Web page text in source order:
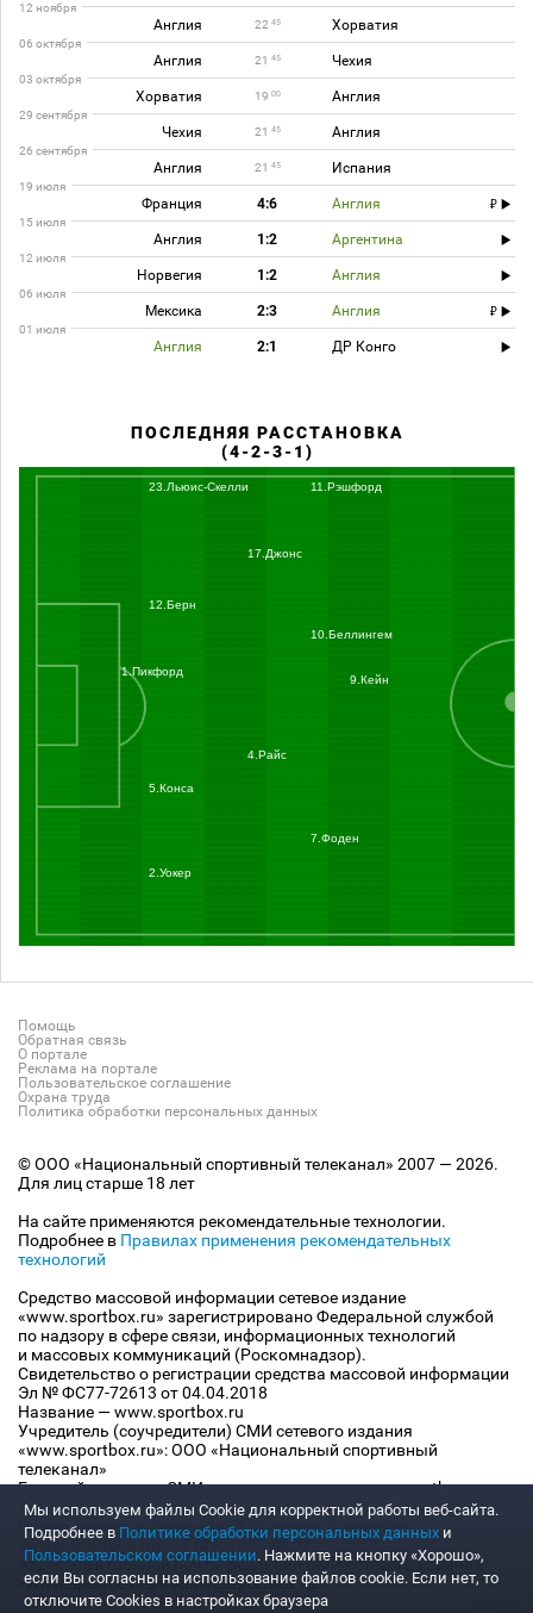
12 ноября
Англия 22 45 Хорватия
06 октября
Англия 21 45 Чехия
03 октября
Хорватия 19 00 Англия
29 сентября
Чехия 21 45 Англия
26 сентября
Англия 21 45 Испания
19 июля
Франция 4:6 Англия
15 июля
Англия 1:2 Аргентина
12 июля
Норвегия 1:2 Англия
06 июля
Мексика 2:3 Англия
01 июля
Англия 2:1 ДР Конго
ПОСЛЕДНЯЯ РАССТАНОВКА
(4-2-3-1)
10.Беллингем
17.Джонс
9.Кейн
5.Конса
1.Пикфорд
4.Райс
2.Уокер
7.Фоден
12.Берн
23.Льюис-Скелли 11.Рэшфорд
Помощь
Обратная связь
О портале
Реклама на портале
Пользовательское соглашение
Охрана труда
Политика обработки персональных данных
© ООО «Национальный спортивный телеканал» 2007 — 2026.
Для лиц старше 18 лет
На сайте применяются рекомендательные технологии.
Подробнее в Правилах применения рекомендательных
технологий
Средство массовой информации сетевое издание
«www.sportbox.ru» зарегистрировано Федеральной службой
по надзору в сфере связи, информационных технологий
и массовых коммуникаций (Роскомнадзор).
Свидетельство о регистрации средства массовой информации
Эл № ФС77-72613 от 04.04.2018
Название — www.sportbox.ru
Учредитель (соучредители) СМИ сетевого издания
«www.sportbox.ru»: ООО «Национальный спортивный
телеканал»
Главный редактор СМИ сетевого издания «www.sportbox.ru»:
Конов В.А.
Номер телефона редакции СМИ сетевого издания
«www.sportbox.ru»: +7 (495) 653 8419
Адрес электронной почты редакции СМИ сетевого издания
«www.sportbox.ru»: editor@sportbox.ru
Мы используем файлы Сookie для корректной работы веб-сайта.
Подробнее в Политике обработки персональных данных и
Пользовательском соглашении. Нажмите на кнопку «Хорошо»,
если Вы согласны на использование файлов cookie. Если нет, то
отключите Cookies в настройках браузера